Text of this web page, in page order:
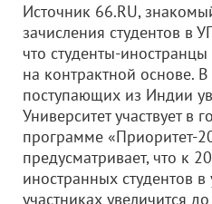
Источник 66.RU,
зачисления студентов в
что студенты-
на контрактной основе.
поступающих из Индии
Университет участвует в
программе «Приоритет-
предусматривает, что к
иностранных студентов в
участниках увеличится